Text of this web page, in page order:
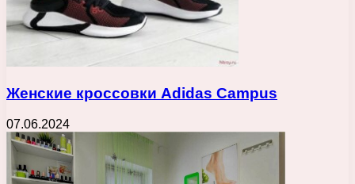
Женские кроссовки Adidas Campus
07.06.2024